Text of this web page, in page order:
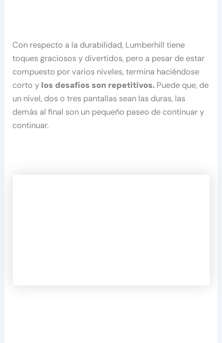
Con respecto a la durabilidad, Lumberhill tiene
toques graciosos y divertidos, pero a pesar de estar
compuesto por varios niveles, termina haciéndose
corto y los desafíos son repetitivos. Puede que, de
un nivel, dos o tres pantallas sean las duras, las
demás al final son un pequeño paseo de continuar y
continuar.